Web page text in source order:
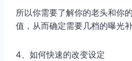
所以你需要了解你的老头和你
值，从而确定需要几档的曝光补
4、如何快速的改变设定